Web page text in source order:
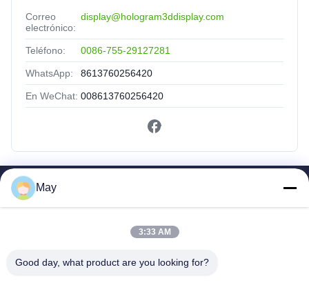
Correo
electrónico:
display@hologram3ddisplay.com
Teléfono: 0086-755-29127281
WhatsApp: 8613760256420
En WeChat: 008613760256420
Productos
Viaje De La Fábrica
May
3:33 AM
Good day, what product are you looking for?